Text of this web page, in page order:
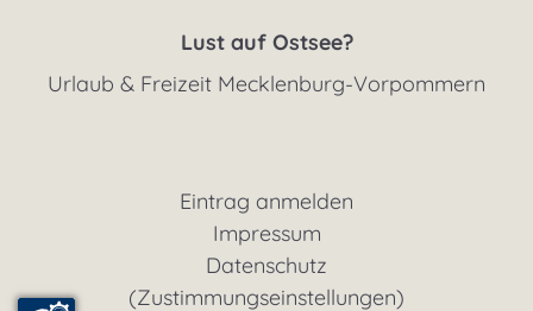
Lust auf Ostsee?
Urlaub & Freizeit Mecklenburg-Vorpommern
Eintrag anmelden
Impressum
Datenschutz
(Zustimmungseinstellungen)